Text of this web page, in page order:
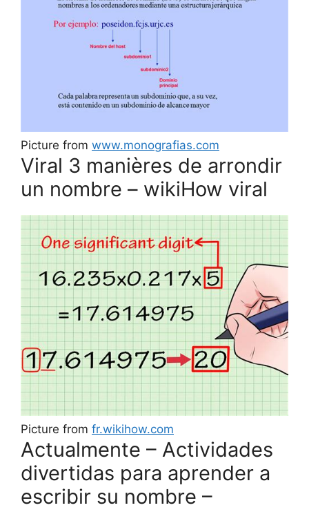
Picture from www.monografias.com
Viral 3 manières de arrondir
un nombre – wikiHow viral
Picture from fr.wikihow.com
Actualmente – Actividades
divertidas para aprender a
escribir su nombre –